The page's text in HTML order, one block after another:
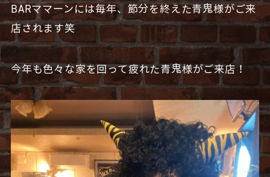
BARママーンには毎年、節分を終えた青鬼様がご来
店されます笑
今年も色々な家を回って疲れた青鬼様がご来店！